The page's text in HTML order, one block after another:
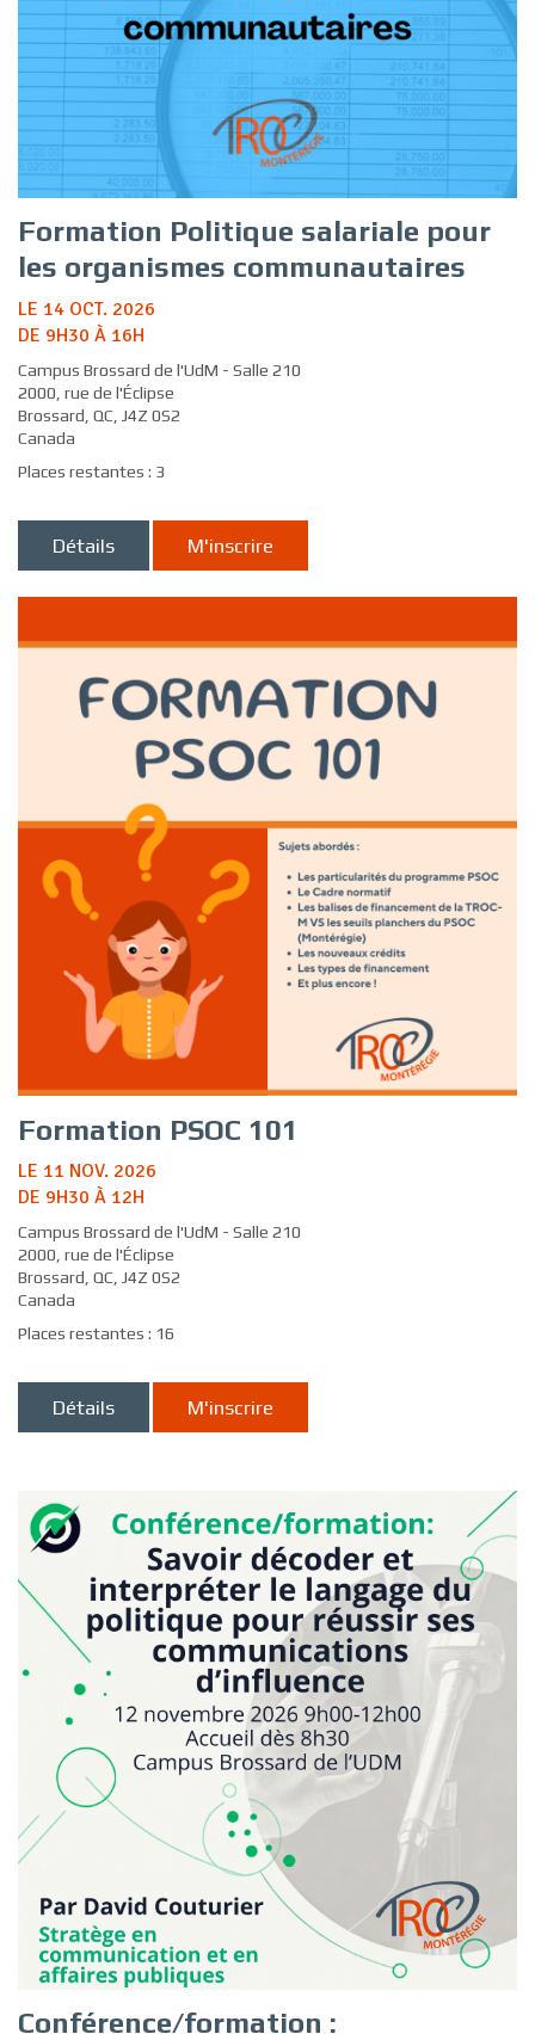
Formation Politique salariale pour
les organismes communautaires
LE 14 OCT. 2026
DE 9H30 À 16H
Campus Brossard de l'UdM - Salle 210
2000, rue de l'Éclipse
Brossard, QC, J4Z 0S2
Canada
Places restantes : 3
Détails M'inscrire
Formation PSOC 101
LE 11 NOV. 2026
DE 9H30 À 12H
Campus Brossard de l'UdM - Salle 210
2000, rue de l'Éclipse
Brossard, QC, J4Z 0S2
Canada
Places restantes : 16
Détails M'inscrire
Conférence/formation :